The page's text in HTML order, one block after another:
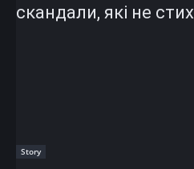
скандали, які не
Story